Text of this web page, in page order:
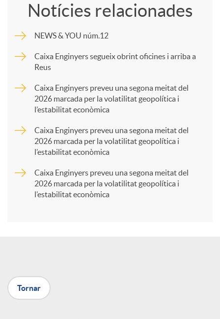
m
p
a
X
Notícies relacionades
NEWS & YOU núm.12
Caixa Enginyers segueix obrint oficines i arriba a
Reus
Caixa Enginyers preveu una segona meitat del
2026 marcada per la volatilitat geopolítica i
l’estabilitat econòmica
Caixa Enginyers preveu una segona meitat del
2026 marcada per la volatilitat geopolítica i
l’estabilitat econòmica
Caixa Enginyers preveu una segona meitat del
2026 marcada per la volatilitat geopolítica i
l’estabilitat econòmica
Tornar